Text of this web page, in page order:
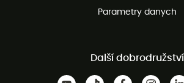
Parametry danych
Další dobrodružství